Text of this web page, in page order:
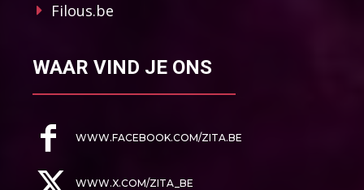
Filous.be
WAAR VIND JE ONS
WWW.FACEBOOK.COM/ZITA.BE
WWW.X.COM/ZITA_BE